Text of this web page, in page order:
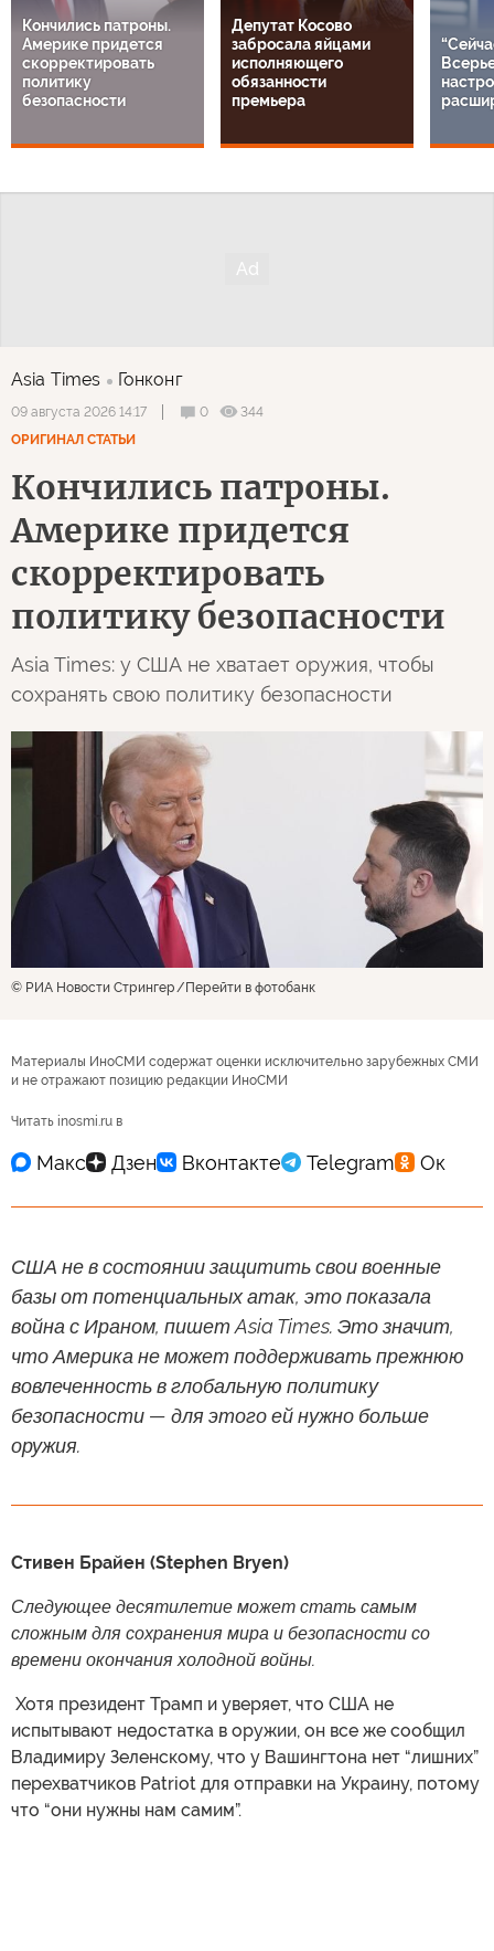
Кончились патроны.
Америке придется
скорректировать
политику
безопасности
Депутат Косово
забросала яйцами
исполняющего
обязанности
премьера
Asia Times Гонконг
09 августа 2026 14:17 0
344
ОРИГИНАЛ СТАТЬИ
Кончились патроны.
Америке придется
скорректировать
политику безопасности
Asia Times: у США не хватает оружия, чтобы
сохранять свою политику безопасности
© РИА Новости Стрингер Перейти в фотобанк
Материалы ИноСМИ содержат оценки исключительно зарубежных СМИ
и не отражают позицию редакции ИноСМИ
Читать inosmi.ru в
США не в состоянии защитить свои военные
базы от потенциальных атак, это показала
война с Ираном, пишет Asia Times. Это значит,
что Америка не может поддерживать прежнюю
вовлеченность в глобальную политику
безопасности — для этого ей нужно больше
оружия.
Стивен Брайен (Stephen Bryen)
Следующее десятилетие может стать самым
сложным для сохранения мира и безопасности со
времени окончания холодной войны.
​ Хотя президент Трамп и уверяет, что США не
испытывают недостатка в оружии, он все же сообщил
Владимиру Зеленскому, что у Вашингтона нет “лишних”
перехватчиков Patriot для отправки на Украину, потому
что “они нужны нам самим”.